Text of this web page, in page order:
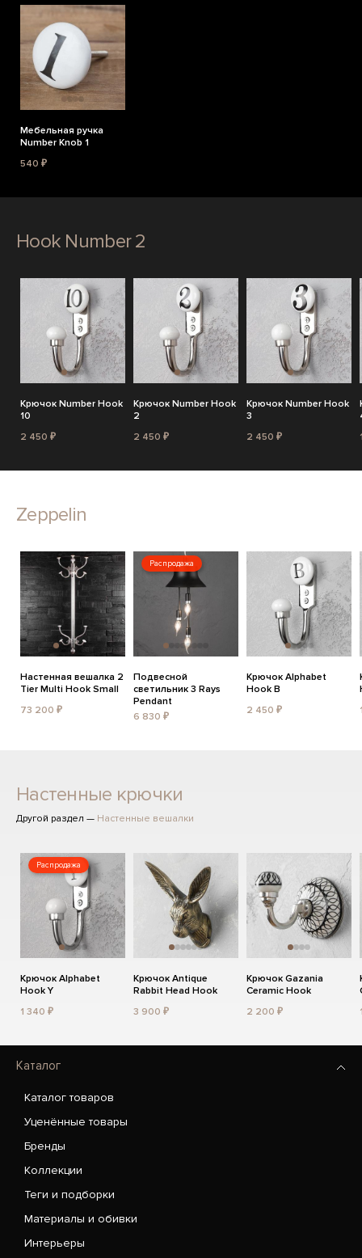
Мебельная ручка
Number Knob 1
540 ₽
Hook Number 2
Крючок Number Hook
10
2 450 ₽
Крючок Number Hook
2
2 450 ₽
Крючок Number Hook
3
2 450 ₽
Zeppelin
Настенная вешалка 2
Tier Multi Hook Small
73 200 ₽
Распродажа
Подвесной
светильник 3 Rays
Pendant
6 830 ₽
Крючок Alphabet
Hook B
2 450 ₽
Настенные крючки
Другой раздел — Настенные вешалки
Распродажа
Крючок Alphabet
Hook Y
1 340 ₽
Крючок Antique
Rabbit Head Hook
3 900 ₽
Крючок Gazania
Ceramic Hook
2 200 ₽
Каталог
Каталог товаров
Уценённые товары
Бренды
Коллекции
Теги и подборки
Материалы и обивки
Интерьеры